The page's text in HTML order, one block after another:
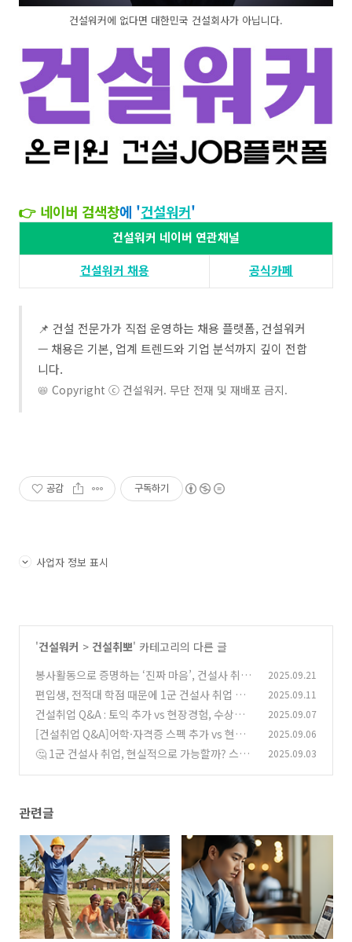
건설워커에 없다면 대한민국 건설회사가 아닙니다.
👉 네이버 검색창에 '건설워커'​​
건설워커 네이버 연관채널
건설워커 채용​
공식카페
📌 건설 전문가가 직접 운영하는 채용 플랫폼, 건설워커
— 채용은 기본, 업계 트렌드와 기업 분석까지 깊이 전합
니다.
📛 Copyright ⓒ 건설워커. 무단 전재 및 재배포 금지.
공감 구독하기
사업자 정보 표시
'건설워커 > 건설취뽀' 카테고리의 다른 글
봉사활동으로 증명하는 ‘진짜 마음’, 건설사 취업
합격 전략 (1)
2025.09.21
편입생, 전적대 학점 때문에 1군 건설사 취업 걱
정된다면?
(0)
2025.09.11
건설취업 Q&A : 토익 추가 vs 현장경험, 수상경
력, 검정고시, PJT 지원 (0)
2025.09.07
[건설취업 Q&A]어학·자격증 스펙 추가 vs 현장
경험 (0)
2025.09.06
🤔 1군 건설사 취업, 현실적으로 가능할까? 스펙
2025.09.03
관련글